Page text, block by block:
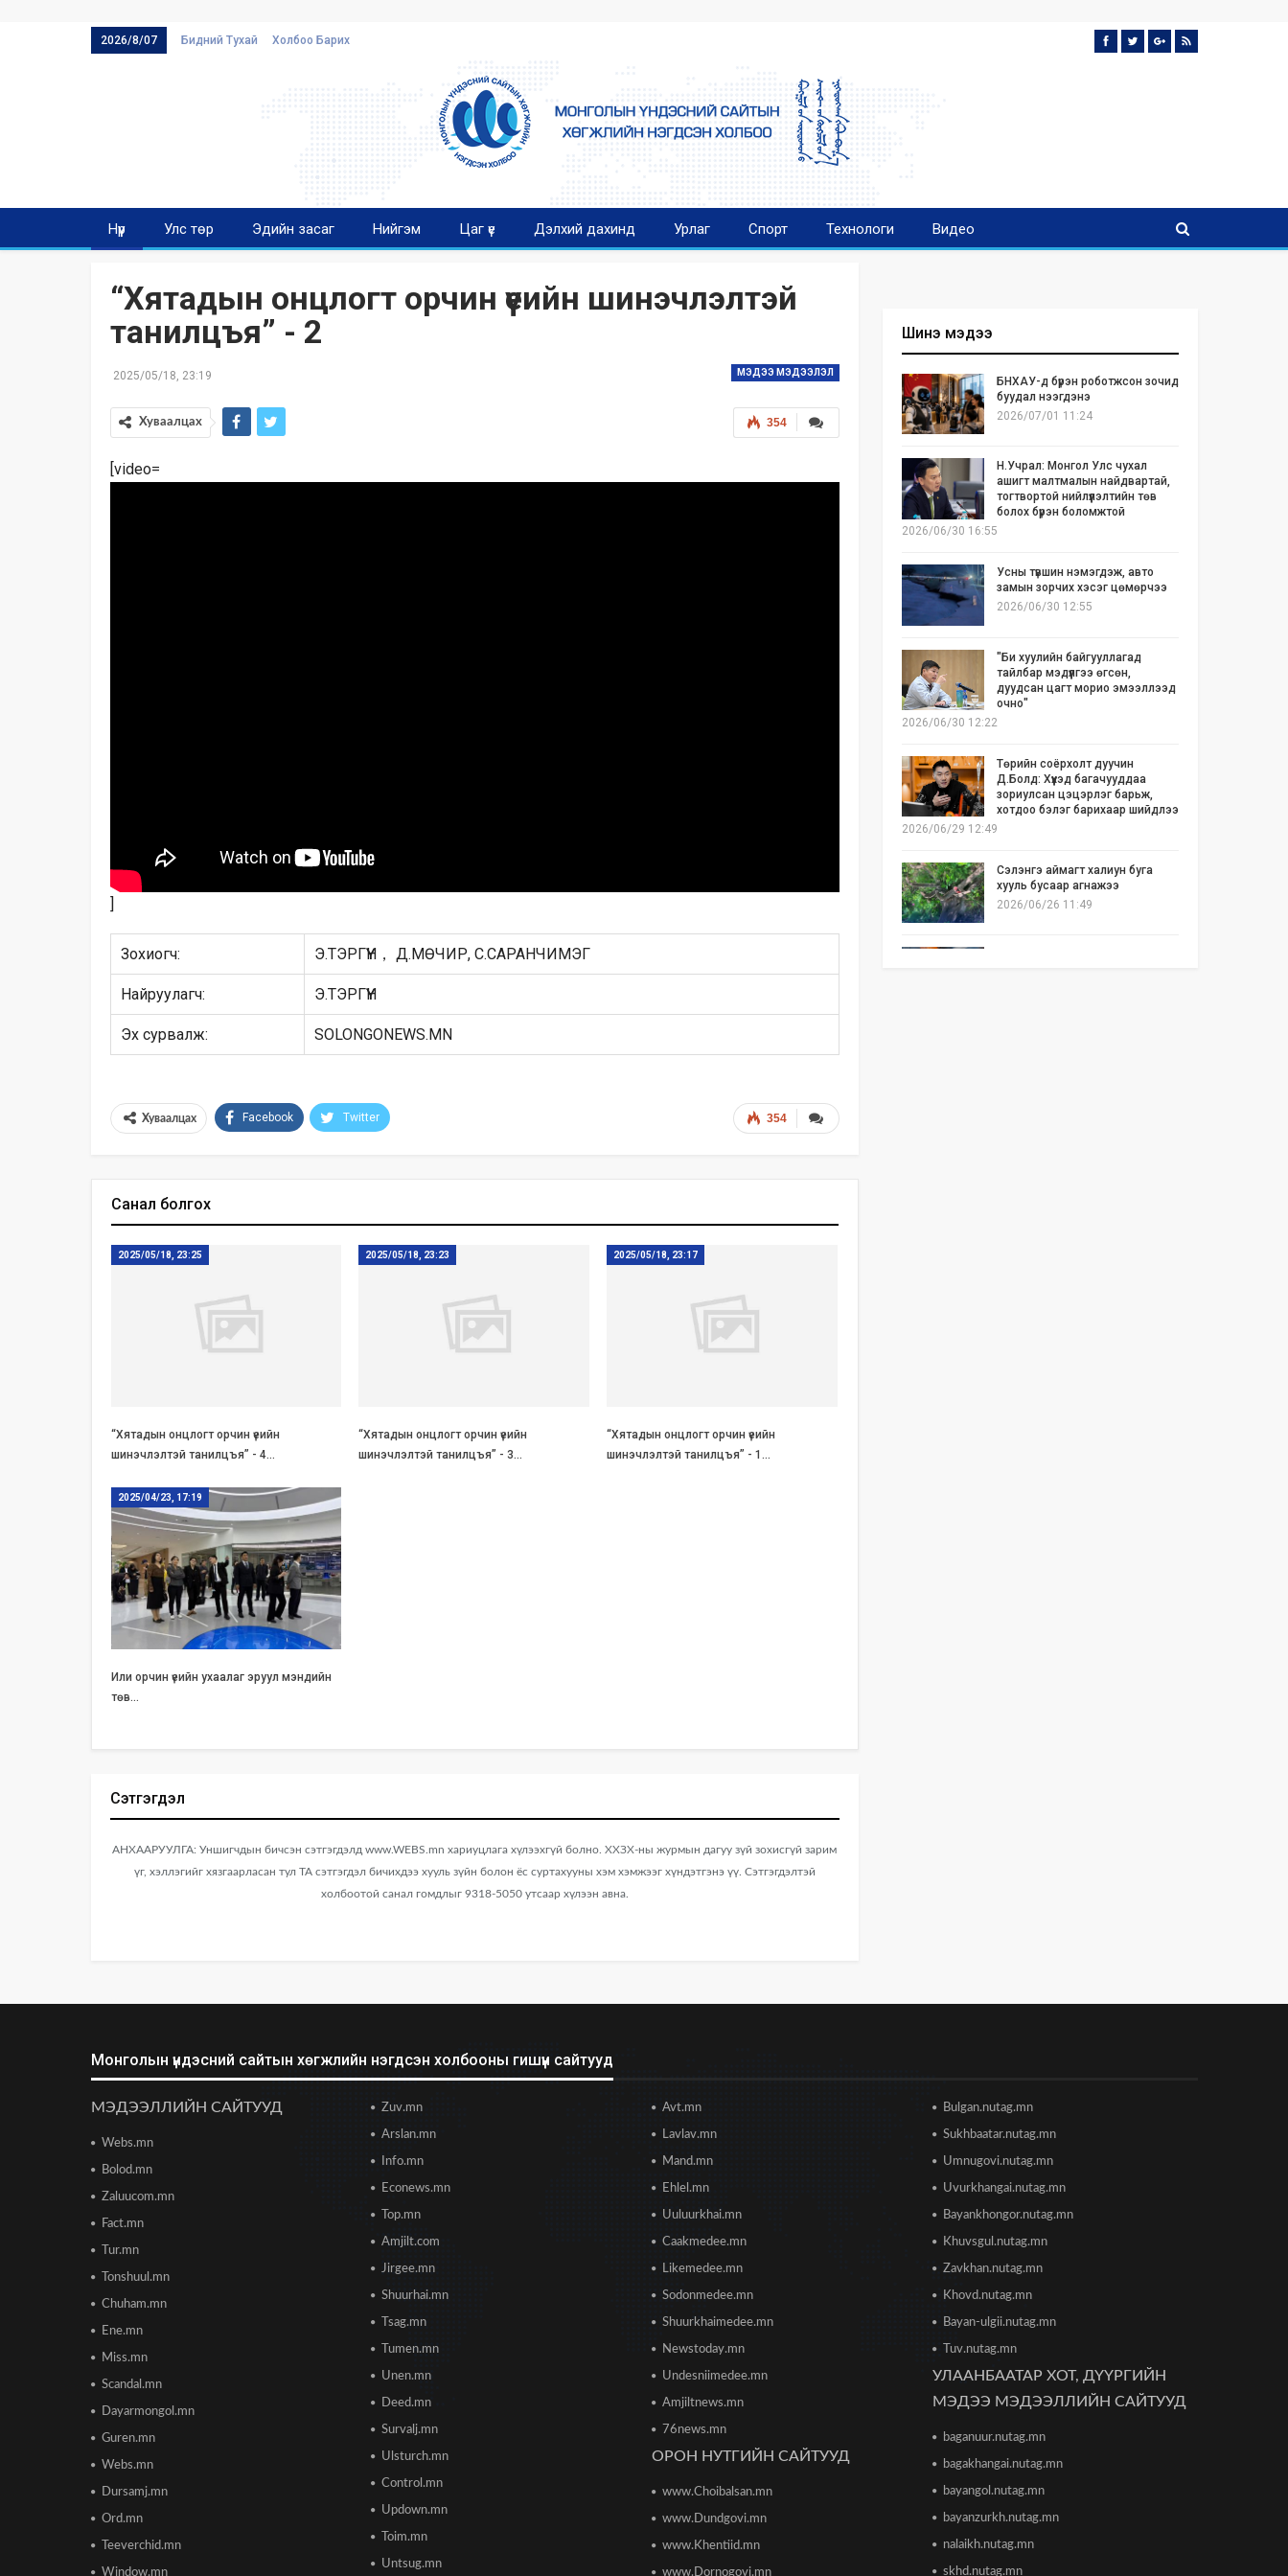
2026/8/07 Бидний Тухай Холбоо Барих
Нүүр Улс төр Эдийн засаг Нийгэм Цаг үе Дэлхий дахинд Урлаг Спорт Технологи Видео
“Хятадын онцлогт орчин үеийн шинэчлэлтэй
танилцъя” - 2
МЭДЭЭ МЭДЭЭЛЭЛ
2025/05/18, 23:19
354
Хуваалцах
[video=
Зохиогч: Э.ТЭРГҮҮН， Д.МӨЧИР, С.САРАНЧИМЭГ
Найруулагч: Э.ТЭРГҮҮН
Эх сурвалж: SOLONGONEWS.MN
354
Хуваалцах Facebook Twitter
Санал болгох
2025/05/18, 23:25
“Хятадын онцлогт орчин үеийн
шинэчлэлтэй танилцъя” - 4…
2025/05/18, 23:23
“Хятадын онцлогт орчин үеийн
шинэчлэлтэй танилцъя” - 3…
2025/05/18, 23:17
“Хятадын онцлогт орчин үеийн
шинэчлэлтэй танилцъя” - 1…
2025/04/23, 17:19
Или орчин үеийн ухаалаг эруул мэндийн
төв…
Сэтгэгдэл
АНХААРУУЛГА: Уншигчдын бичсэн сэтгэгдэлд www.WEBS.mn хариуцлага хүлээхгүй болно. ХХЗХ-ны журмын дагуу зүй зохисгүй зарим
үг, хэллэгийг хязгаарласан тул ТА сэтгэгдэл бичихдээ хууль зүйн болон ёс суртахууны хэм хэмжээг хүндэтгэнэ үү. Сэтгэгдэлтэй
холбоотой санал гомдлыг 9318-5050 утсаар хүлээн авна.
Шинэ мэдээ
БНХАУ-д бүрэн роботжсон зочид
буудал нээгдэнэ
2026/07/01 11:24
Н.Учрал: Монгол Улс чухал
ашигт малтмалын найдвартай,
тогтвортой нийлүүлэлтийн төв
болох бүрэн боломжтой
2026/06/30 16:55
Усны түвшин нэмэгдэж, авто
замын зорчих хэсэг цөмөрчээ
2026/06/30 12:55
"Би хуулийн байгууллагад
тайлбар мэдүүлгээ өгсөн,
дуудсан цагт морио эмээллээд
очно"
2026/06/30 12:22
Төрийн соёрхолт дуучин
Д.Болд: Хүүхэд багачууддаа
зориулсан цэцэрлэг барьж,
хотдоо бэлэг барихаар шийдлээ
2026/06/29 12:49
Сэлэнгэ аймагт халиун буга
хууль бусаар агнажээ
2026/06/26 11:49
оролцохоор ирж буй иргэдийн
анхааралд
Парламент хар тамхины
чангатгах хуулийг хэлэлцэж
Ши Жиньпин Монголд айлчилна
"The MongolZ" баг IEM Cologne
гуравдугаар шатнаас
2026/06/16 12:43
ТЦА: Согтуугаар автомашин
жолоодож долоон тээврийн
хэрэгсэл мөргөсөн этгээдийг
Монголын үндэсний сайтын хөгжлийн нэгдсэн холбооны гишүүн сайтууд
МЭДЭЭЛЛИЙН САЙТУУД
Webs.mn
Bolod.mn
Zaluucom.mn
Fact.mn
Tur.mn
Tonshuul.mn
Chuham.mn
Ene.mn
Miss.mn
Scandal.mn
Dayarmongol.mn
Guren.mn
Webs.mn
Dursamj.mn
Ord.mn
Teeverchid.mn
Window.mn
Zuv.mn
Arslan.mn
Info.mn
Econews.mn
Top.mn
Amjilt.com
Jirgee.mn
Shuurhai.mn
Tsag.mn
Tumen.mn
Unen.mn
Deed.mn
Survalj.mn
Ulsturch.mn
Control.mn
Updown.mn
Toim.mn
Untsug.mn
Avt.mn
Lavlav.mn
Mand.mn
Ehlel.mn
Uuluurkhai.mn
Caakmedee.mn
Likemedee.mn
Sodonmedee.mn
Shuurkhaimedee.mn
Newstoday.mn
Undesniimedee.mn
Amjiltnews.mn
76news.mn
ОРОН НУТГИЙН САЙТУУД
www.Choibalsan.mn
www.Dundgovi.mn
www.Khentiid.mn
www.Dornogovi.mn
Bulgan.nutag.mn
Sukhbaatar.nutag.mn
Umnugovi.nutag.mn
Uvurkhangai.nutag.mn
Bayankhongor.nutag.mn
Khuvsgul.nutag.mn
Zavkhan.nutag.mn
Khovd.nutag.mn
Bayan-ulgii.nutag.mn
Tuv.nutag.mn
УЛААНБААТАР ХОТ, ДҮҮРГИЙН
МЭДЭЭ МЭДЭЭЛЛИЙН САЙТУУД
baganuur.nutag.mn
bagakhangai.nutag.mn
bayangol.nutag.mn
bayanzurkh.nutag.mn
nalaikh.nutag.mn
skhd.nutag.mn